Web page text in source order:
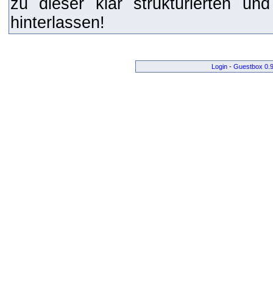
zu dieser klar strukturierten
hinterlassen!
Login- Guestbox